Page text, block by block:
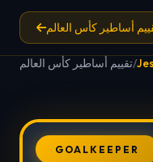
أساطير كأس العالم
تقييم أساطير كأس العالم/
GOALKEEPER